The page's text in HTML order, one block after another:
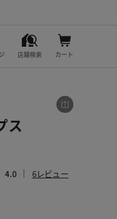
店舗検索 カート
ス
4.0 6レビュー